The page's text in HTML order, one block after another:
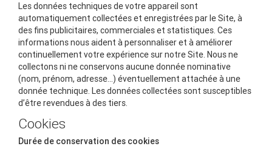
Les données techniques de votre appareil sont
automatiquement collectées et enregistrées par le Site, à
des fins publicitaires, commerciales et statistiques. Ces
informations nous aident à personnaliser et à améliorer
continuellement votre expérience sur notre Site. Nous ne
collectons ni ne conservons aucune donnée nominative
(nom, prénom, adresse...) éventuellement attachée à une
donnée technique. Les données collectées sont susceptibles
d’être revendues à des tiers.
Cookies
Durée de conservation des cookies